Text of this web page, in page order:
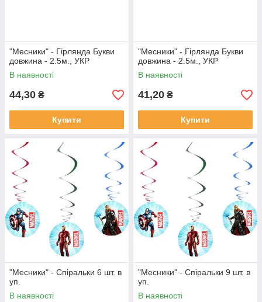
"Месники" - Гірлянда Букви
довжина - 2.5м., УКР
В наявності
44,30 ₴
Купити
"Месники" - Гірлянда Букви
довжина - 2.5м., УКР
В наявності
41,20 ₴
Купити
"Месники" - Спіральки 6 шт. в
уп.
В наявності
"Месники" - Спіральки 9 шт. в
уп.
В наявності